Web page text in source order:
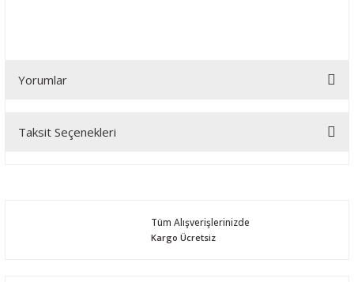
Yorumlar
Taksit Seçenekleri
Tüm Alışverişlerinizde
Kargo Ücretsiz